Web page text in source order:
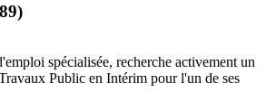
spécialisée, recherche activement un
Public en Intérim pour l'un de ses